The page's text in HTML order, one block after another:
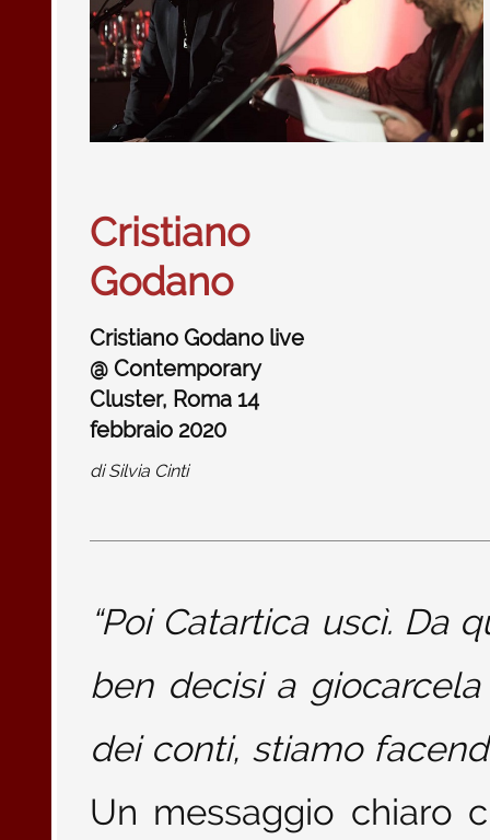
Cristiano
Godano
Cristiano Godano live
@ Contemporary
Cluster, Roma 14
febbraio 2020
diSilvia Cinti
“Poi Catartica uscì. Da
ben decisi a
dei conti, stiamo
Un messaggio chiaro